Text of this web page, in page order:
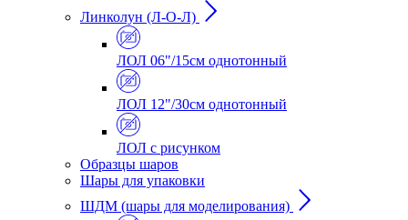
Линколун (Л-О-Л)
ЛОЛ 06"/15см однотонный
ЛОЛ 12"/30см однотонный
ЛОЛ с рисунком
Образцы шаров
Шары для упаковки
ШДМ (шары для моделирования)